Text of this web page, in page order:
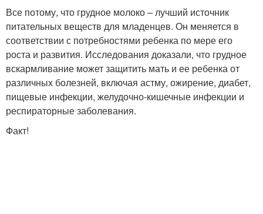
Все потому, что грудное молоко – лучший источник
питательных веществ для младенцев. Он меняется в
соответствии с потребностями ребенка по мере его
роста и развития. Исследования доказали, что грудное
вскармливание может защитить мать и ее ребенка от
различных болезней, включая астму, ожирение, диабет,
пищевые инфекции, желудочно-кишечные инфекции и
респираторные заболевания.
Факт!